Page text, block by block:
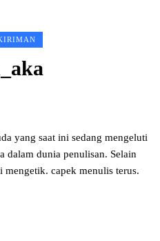
yang saat ini sedang mengeluti
dalam dunia penulisan. Selain
mengetik. capek menulis terus.